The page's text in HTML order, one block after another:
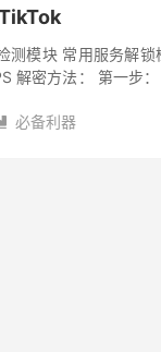
测模块 常用服务解
解密方法： 第一步
必备利器